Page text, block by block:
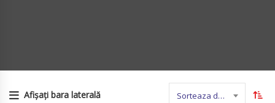
Afișați bara laterală Sorteaza dupa nume